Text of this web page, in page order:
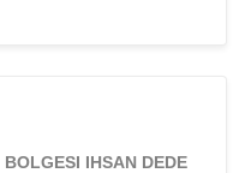
IHSAN DEDE